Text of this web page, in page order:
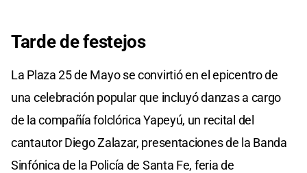
Tarde de festejos
La Plaza 25 de Mayo se convirtió en el epicentro de
una celebración popular que incluyó danzas a cargo
de la compañía folclórica Yapeyú, un recital del
cantautor Diego Zalazar, presentaciones de la Banda
Sinfónica de la Policía de Santa Fe, feria de